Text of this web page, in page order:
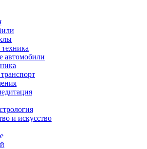
автомобили
и искусство